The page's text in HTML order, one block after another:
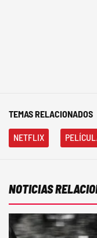
TEMAS RELACIONADOS
NETFLIX
NOTICIAS